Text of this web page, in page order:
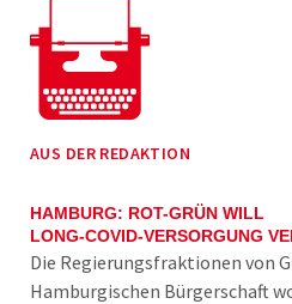
AUS DER REDAKTION
HAMBURG: ROT-GRÜN WILL
LONG-COVID-VERSORGUNG
Die Regierungsfraktionen von
Hamburgischen Bürgerschaft